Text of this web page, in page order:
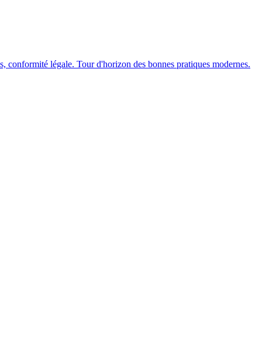
légale. Tour d'horizon des bonnes pratiques modernes.